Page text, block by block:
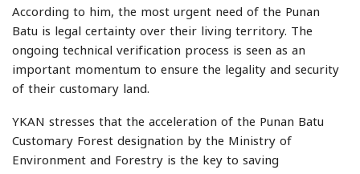
According to him, the most urgent need of the Punan
Batu is legal certainty over their living territory. The
ongoing technical verification process is seen as an
important momentum to ensure the legality and security
of their customary land.
YKAN stresses that the acceleration of the Punan Batu
Customary Forest designation by the Ministry of
Environment and Forestry is the key to saving